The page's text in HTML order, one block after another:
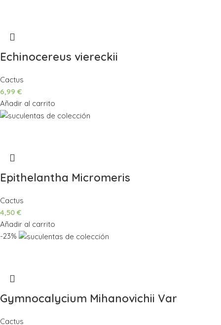
Echinocereus viereckii
Cactus
6,99 €
Añadir al carrito
Epithelantha Micromeris
Cactus
4,50 €
Añadir al carrito
-23%
Gymnocalycium Mihanovichii Var
Cactus